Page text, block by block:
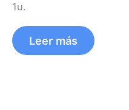
1u.
Leer más